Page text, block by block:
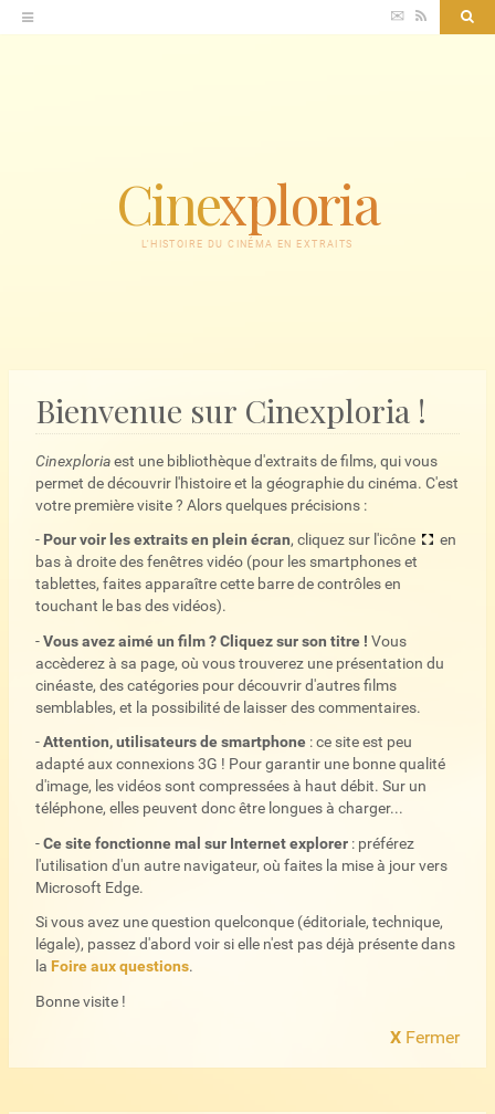
Accéder
au
✉ RSS
Cinexploria
L'HISTOIRE DU CINÉMA EN EXTRAITS
Bienvenue sur Cinexploria !
Cinexploriaest une bibliothèque d'extraits de films, qui vous
permet de découvrir l'histoire et la géographie du cinéma. C'est
votre première visite ? Alors quelques précisions :
- Pour voir les extraits en plein écran, cliquez sur l'icône
en
bas à droite des fenêtres vidéo (pour les smartphones et
tablettes, faites apparaître cette barre de contrôles en
touchant le bas des vidéos).
-Vous avez aimé un film ? Cliquez sur son titre ! Vous
accèderez à sa page, où vous trouverez une présentation du
cinéaste, des catégories pour découvrir d'autres films
semblables, et la possibilité de laisser des commentaires.
-Attention, utilisateurs de smartphone : ce site est peu
adapté aux connexions 3G ! Pour garantir une bonne qualité
d'image, les vidéos sont compressées à haut débit. Sur un
téléphone, elles peuvent donc être longues à charger...
-Ce site fonctionne mal sur Internet explorer : préférez
l'utilisation d'un autre navigateur, où faites la mise à jour vers
Microsoft Edge.
Si vous avez une question quelconque (éditoriale, technique,
légale), passez d'abord voir si elle n'est pas déjà présente dans
la Foire aux questions.
Bonne visite !
X Fermer